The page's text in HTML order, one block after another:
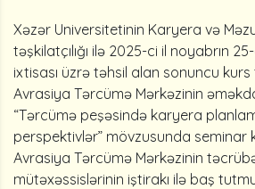
Xəzər Universitetinin Karyera və
təşkilatçılığı ilə 2025-ci il noyabrın
ixtisası üzrə təhsil alan sonuncu
Avrasiya Tərcümə Mərkəzinin
“Tərcümə peşəsində karyera
perspektivlər” mövzusunda seminar
Avrasiya Tərcümə Mərkəzinin
mütəxəssislərinin iştirakı ilə baş